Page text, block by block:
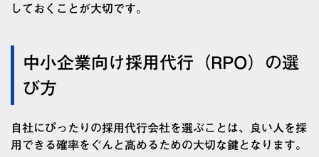
しておくことが大切です。
中小企業向け採用代行（RPO）の選
び方
自社にぴったりの採用代行会社を選ぶことは、良い人を採
用できる確率をぐんと高めるための大切な鍵となります。